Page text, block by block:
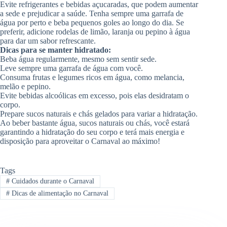
Evite refrigerantes e bebidas açucaradas, que podem aumentar
a sede e prejudicar a saúde. Tenha sempre uma garrafa de
água por perto e beba pequenos goles ao longo do dia. Se
preferir, adicione rodelas de limão, laranja ou pepino à água
para dar um sabor refrescante.
Dicas para se manter hidratado:
Beba água regularmente, mesmo sem sentir sede.
Leve sempre uma garrafa de água com você.
Consuma frutas e legumes ricos em água, como melancia,
melão e pepino.
Evite bebidas alcoólicas em excesso, pois elas desidratam o
corpo.
Prepare sucos naturais e chás gelados para variar a hidratação.
Ao beber bastante água, sucos naturais ou chás, você estará
garantindo a hidratação do seu corpo e terá mais energia e
disposição para aproveitar o Carnaval ao máximo!
Tags
#Cuidados durante o Carnaval
#Dicas de alimentação no Carnaval